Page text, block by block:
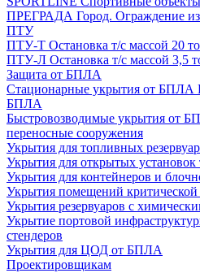
ПРЕГРАДА Город. Ограждение
ПТУ
ПТУ-Т Остановка т/c массой 20
ПТУ-Л Остановка т/c массой 3,5
Защита от БПЛА
Стационарные укрытия от БПЛА
БПЛА
Быстровозводимые укрытия от
переносные сооружения
Укрытия для топливных
Укрытия для открытых установок
Укрытия для контейнеров и
Укрытия помещений
Укрытия резервуаров с
Укрытие портовой
стендеров
Укрытия для ЦОД от БПЛА
Проектировщикам